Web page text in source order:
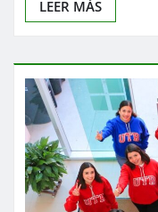
LEER MÁS